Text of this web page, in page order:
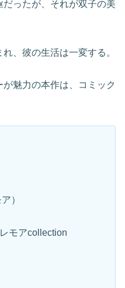
ったが、それが双子の美
、彼の生活は一変する。
魅力の本作は、コミック
）
モアcollection